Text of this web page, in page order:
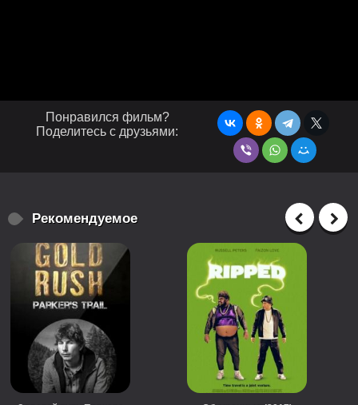
Понравился фильм?
Поделитесь с друзьями:
Рекомендуемое